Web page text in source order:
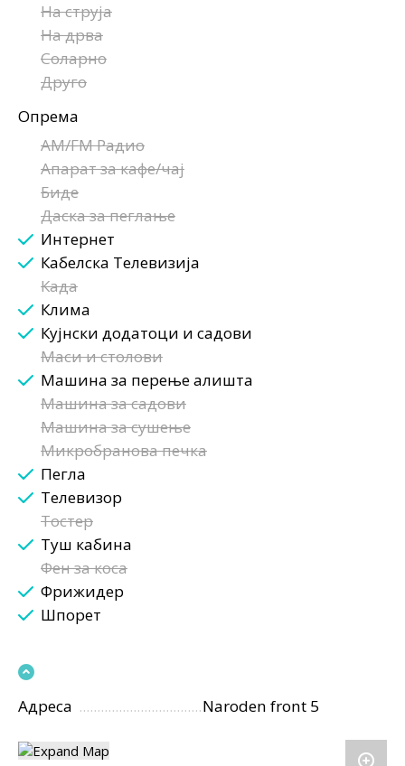
На струја
На дрва
Соларно
Друго
Опрема
AM/FM Радио
Апарат за кафе/чај
Биде
Даска за пеглање
Интернет
Кабелска Телевизија
Када
Клима
Кујнски додатоци и садови
Маси и столови
Машина за перење алишта
Машина за садови
Машина за сушење
Микробранова печка
Пегла
Телевизор
Тостер
Туш кабина
Фен за коса
Фрижидер
Шпорет
Адреса Naroden front 5